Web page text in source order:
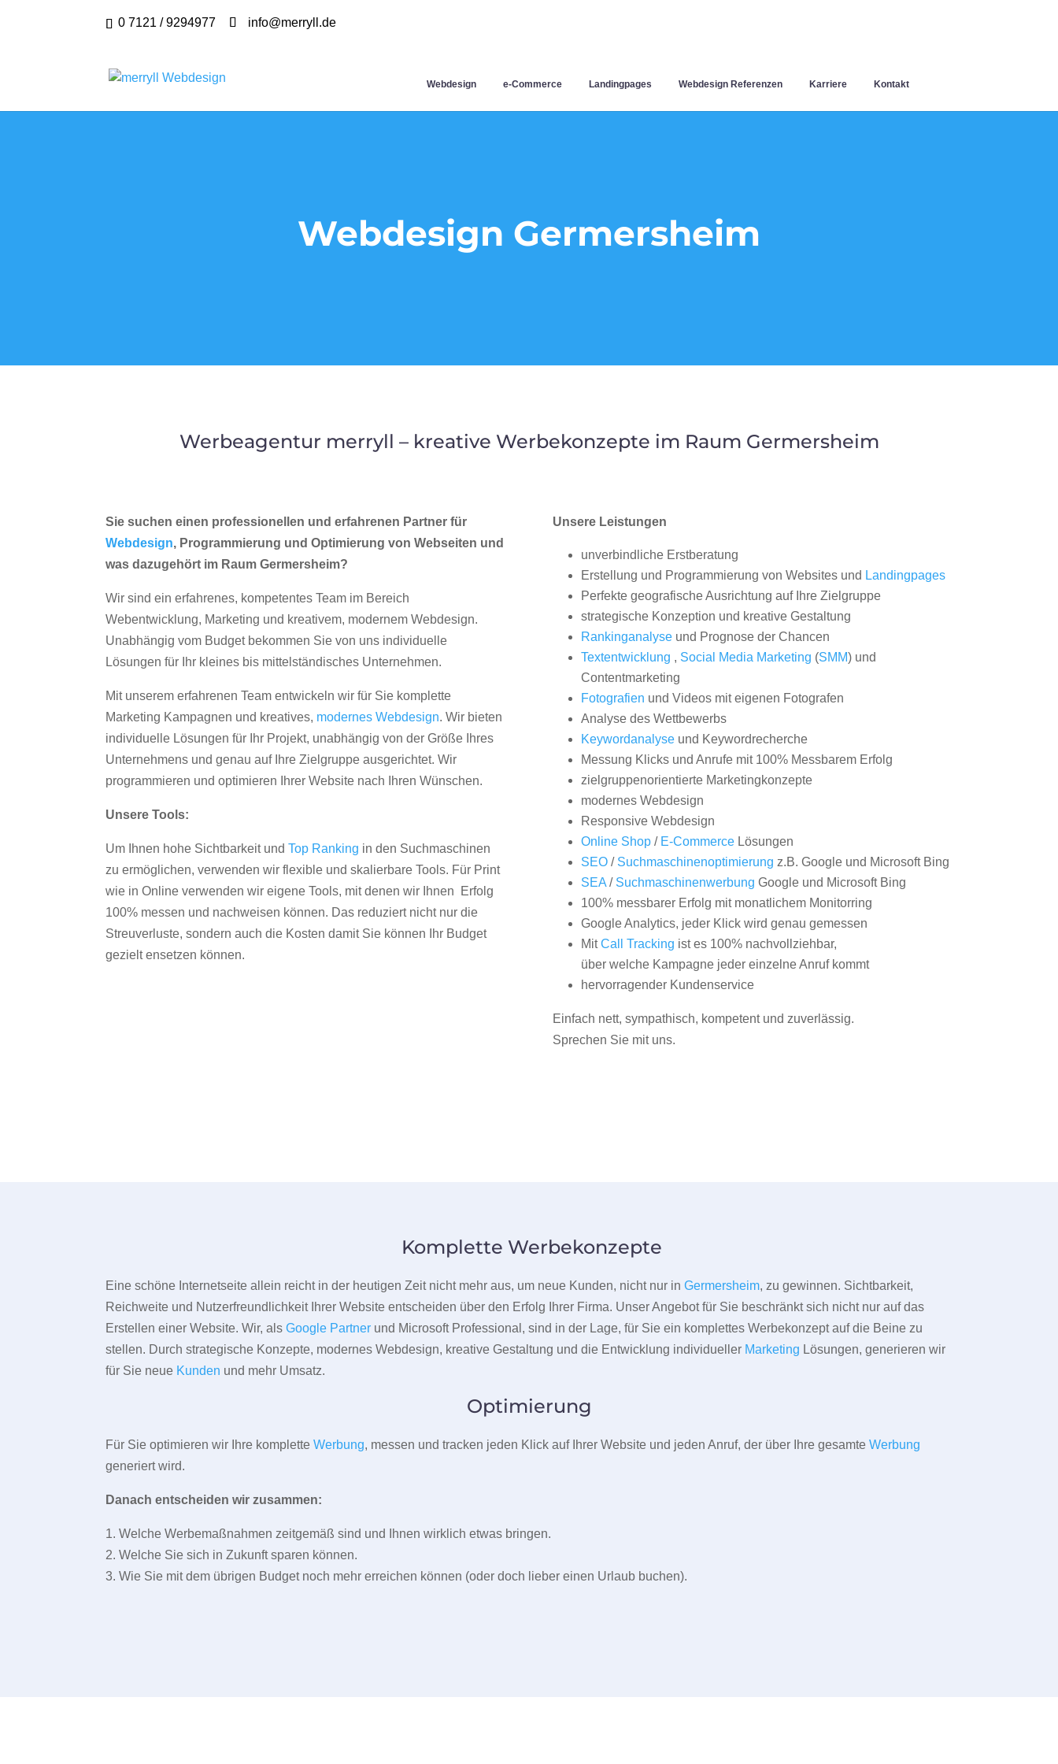
0 7121 / 9294977 info@merryll.de
Webdesign e-Commerce Landingpages Webdesign Referenzen Karriere Kontakt
Webdesign Germersheim
Werbeagentur merryll – kreative Werbekonzepte im Raum Germersheim
Sie suchen einen professionellen und erfahrenen Partner für
Webdesign, Programmierung und Optimierung von Webseiten und
was dazugehört im Raum Germersheim?
Wir sind ein erfahrenes, kompetentes Team im Bereich
Webentwicklung, Marketing und kreativem, modernem Webdesign.
Unabhängig vom Budget bekommen Sie von uns individuelle
Lösungen für Ihr kleines bis mittelständisches Unternehmen.
Mit unserem erfahrenen Team entwickeln wir für Sie komplette
Marketing Kampagnen und kreatives, modernes Webdesign. Wir bieten
individuelle Lösungen für Ihr Projekt, unabhängig von der Größe Ihres
Unternehmens und genau auf Ihre Zielgruppe ausgerichtet. Wir
programmieren und optimieren Ihrer Website nach Ihren Wünschen.
Unsere Tools:
Um Ihnen hohe Sichtbarkeit undTop Ranking in den Suchmaschinen
zu ermöglichen, verwenden wir flexible und skalierbare Tools. Für Print
wie in Online verwenden wir eigene Tools, mit denen wir Ihnen Erfolg
100% messen und nachweisen können. Das reduziert nicht nur die
Streuverluste, sondern auch die Kosten damit Sie können Ihr Budget
gezielt ensetzen können.
Unsere Leistungen
unverbindliche Erstberatung
Erstellung und Programmierung von Websites und Landingpages
Perfekte geografische Ausrichtung auf Ihre Zielgruppe
strategische Konzeption und kreative Gestaltung
Rankinganalyseund Prognose der Chancen
Textentwicklung , Social Media Marketing (SMM) und
Contentmarketing
Fotografien und Videos mit eigenen Fotografen
Analyse des Wettbewerbs
Keywordanalyseund Keywordrecherche
Messung Klicks und Anrufe mit 100% Messbarem Erfolg
zielgruppenorientierte Marketingkonzepte
modernes Webdesign
Responsive Webdesign
Online Shop/ E-CommerceLösungen
SEO/ Suchmaschinenoptimierung z.B. Google und Microsoft Bing
SEA/ Suchmaschinenwerbung Google und Microsoft Bing
100% messbarer Erfolg mit monatlichem Monitorring
Google Analytics, jeder Klick wird genau gemessen
MitCall Tracking ist es 100% nachvollziehbar,
über welche Kampagne jeder einzelne Anruf kommt
hervorragender Kundenservice
Einfach nett, sympathisch, kompetent und zuverlässig.
Sprechen Sie mit uns.
Komplette Werbekonzepte
Eine schöne Internetseite allein reicht in der heutigen Zeit nicht mehr aus, um neue Kunden, nicht nur inGermersheim, zu gewinnen. Sichtbarkeit,
Reichweite und Nutzerfreundlichkeit Ihrer Website entscheiden über den Erfolg Ihrer Firma. Unser Angebot für Sie beschränkt sich nicht nur auf das
Erstellen einer Website. Wir, alsGoogle Partner und Microsoft Professional, sind in der Lage, für Sie ein komplettes Werbekonzept auf die Beine zu
stellen. Durch strategische Konzepte, modernes Webdesign, kreative Gestaltung und die Entwicklung individueller Marketing Lösungen, generieren wir
für Sie neue Kunden und mehr Umsatz.
Optimierung
Für Sie optimieren wir Ihre kompletteWerbung, messen und tracken jeden Klick auf Ihrer Website und jeden Anruf, der über Ihre gesamteWerbung
generiert wird.
Danach entscheiden wir zusammen:
1. Welche Werbemaßnahmen zeitgemäß sind und Ihnen wirklich etwas bringen.
2. Welche Sie sich in Zukunft sparen können.
3. Wie Sie mit dem übrigen Budget noch mehr erreichen können (oder doch lieber einen Urlaub buchen).